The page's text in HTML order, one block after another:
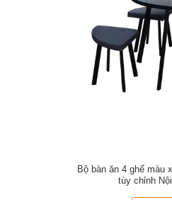
Bộ bàn ăn 4 ghế màu
tùy chỉnh